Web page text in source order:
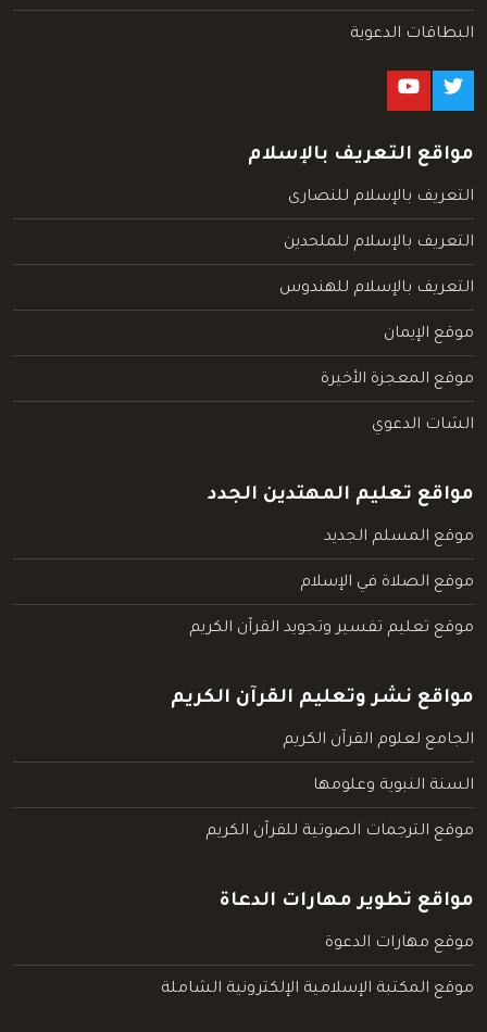
البطاقات الدعوية
مواقع التعريف بالإسلام
التعريف بالإسلام للنصارى
التعريف بالإسلام للملحدين
التعريف بالإسلام للهندوس
موقع الإيمان
موقع المعجزة الأخيرة
الشات الدعوي
مواقع تعليم المهتدين الجدد
موقع المسلم الجديد
موقع الصلاة في الإسلام
موقع تعليم تفسير وتجويد القرآن الكريم
مواقع نشر وتعليم القرآن الكريم
الجامع لعلوم القرآن الكريم
السنة النبوية وعلومها
موقع الترجمات الصوتية للقرآن الكريم
مواقع تطوير مهارات الدعاة
موقع مهارات الدعوة
موقع المكتبة الإسلامية الإلكترونية الشاملة